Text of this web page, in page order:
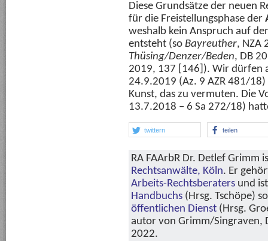
Diese Grundsätze der neuen
für die Freistellungsphase der
weshalb kein Anspruch auf
entsteht (so Bayreuther, NZA
Thüsing/Denzer/Beden, DB
2019, 137 [146]). Wir dürfen
24.9.2019 (Az. 9 AZR 481/
Kunst, das zu vermuten. Die
13.7.2018 – 6 Sa 272/18)
twittern teilen
RA FAArbR Dr. Detlef Grimm
Rechtsanwälte, Köln. Er
Arbeits-Rechtsberaters und
Handbuchs (Hrsg. Tschöpe)
öffentlichen Dienst (Hrsg.
autor von Grimm/Singraven,
2022.